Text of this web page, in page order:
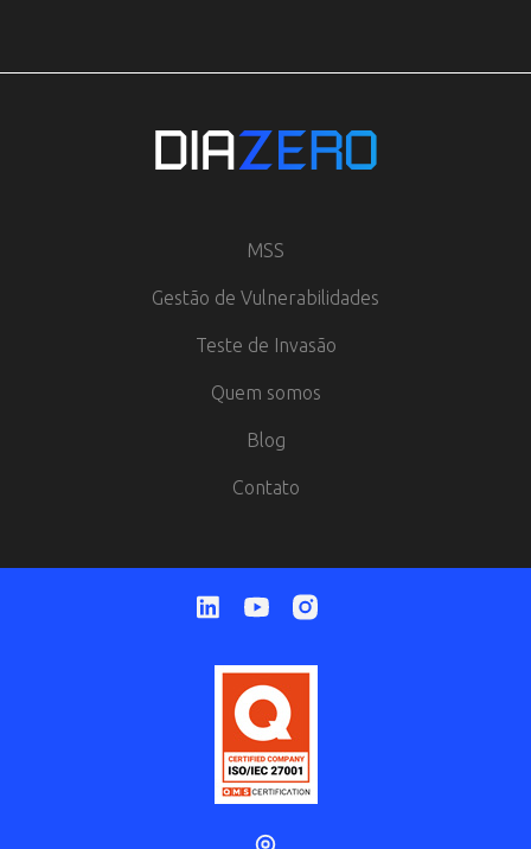
MSS
Gestão de Vulnerabilidades
Teste de Invasão
Quem somos
Blog
Contato